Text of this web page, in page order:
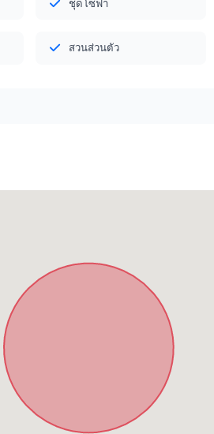
ชุดโซฟา
สวนส่วนตัว